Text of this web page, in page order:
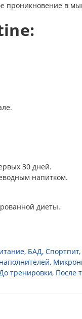
проникновение в
30 дней.
напитком.
диеты.
, БАД, Спортпит,
,
тренировки, После